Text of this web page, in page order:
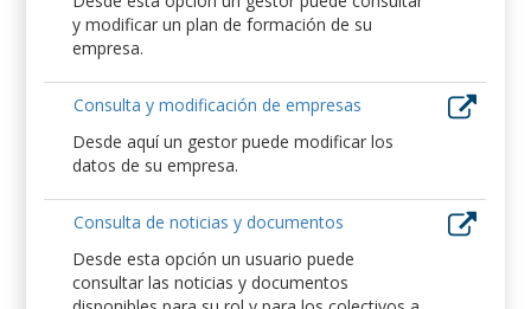
y modificar un plan de formación de su
empresa.
Consulta y modificación de empresas
Desde aquí un gestor puede modificar los
datos de su empresa.
Consulta de noticias y documentos
Desde esta opción un usuario puede
consultar las noticias y documentos